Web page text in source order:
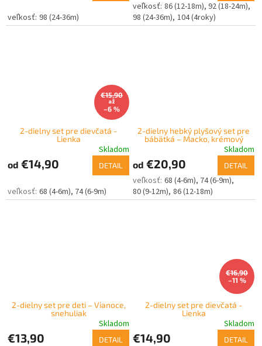
98 (24-36m)
86 (12-18m) 92 (18-24m)
98 (24-36m) 104 (4roky)
€15,90
až
–6 %
2-dielny set pre dievčatá -
Lienka
Skladom
od €14,90 DETAIL
68 (4-6m) 74 (6-9m)
2-dielny hebký plyšový set pre
bábätká – Macko, krémový
Skladom
od €20,90 DETAIL
68 (4-6m) 74 (6-9m)
80 (9-12m) 86 (12-18m)
2-dielny set pre deti – Vianoce,
snehuliak
Skladom
€13,90 DETAIL
€16,90
–11 %
2-dielny set pre dievčatá -
Lienka
Skladom
€14,90 DETAIL